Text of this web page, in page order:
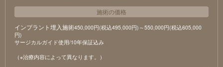
施術の価格
インプラント埋入施術450,000円(税込495,000円)～550,000円(税込605,000
円)
サージカルガイド使用/10年保証込み
（※治療内容によって異なります。）